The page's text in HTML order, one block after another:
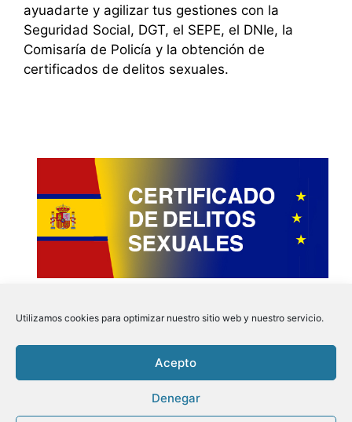
Utilizamos cookies para optimizar nuestro sitio web y nuestro servicio.
Acepto
Denegar
ayuadarte y agilizar tus gestiones con la
Seguridad Social, DGT, el SEPE, el DNIe, la
Comisaría de Policía y la obtención de
certificados de delitos sexuales.
Instagram